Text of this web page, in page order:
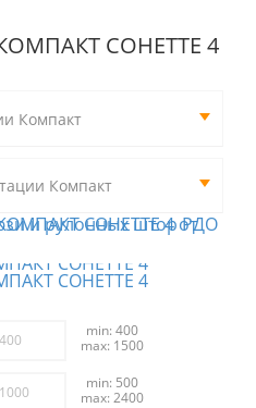
СОНЕТТЕ 4
Компакт
Компакт
min: 400
max: 1500
min: 500
max: 2400